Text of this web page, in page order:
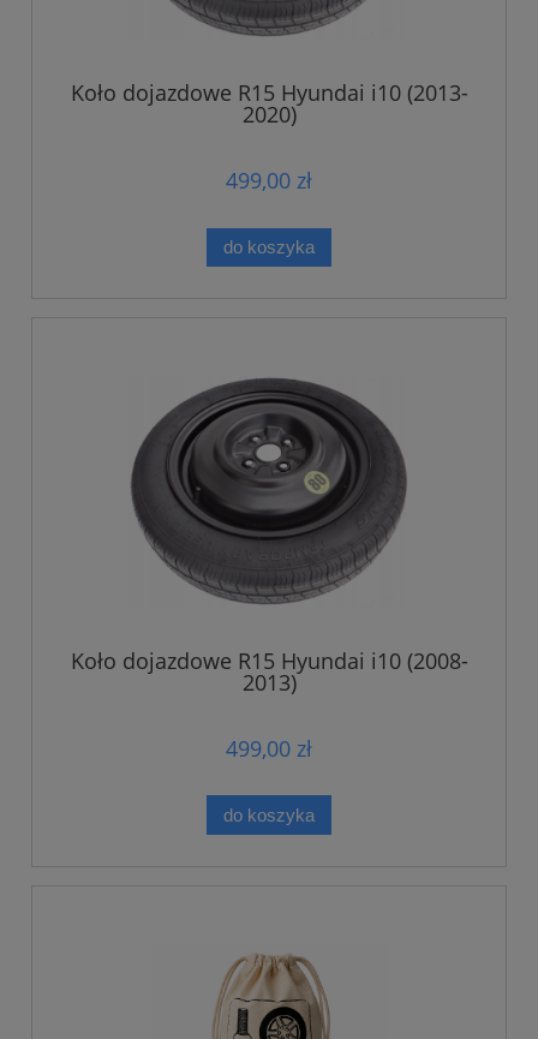
Koło dojazdowe R15 Hyundai i10 (2013-
2020)
499,00 zł
do koszyka
Koło dojazdowe R15 Hyundai i10 (2008-
2013)
499,00 zł
do koszyka